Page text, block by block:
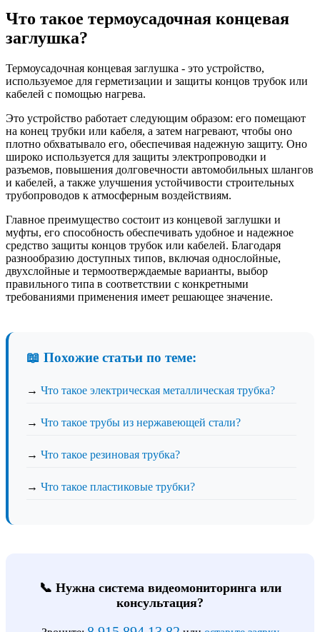
Что такое термоусадочная концевая
заглушка?
Термоусадочная концевая заглушка - это устройство,
используемое для герметизации и защиты концов трубок или
кабелей с помощью нагрева.
Это устройство работает следующим образом: его помещают
на конец трубки или кабеля, а затем нагревают, чтобы оно
плотно обхватывало его, обеспечивая надежную защиту. Оно
широко используется для защиты электропроводки и
разъемов, повышения долговечности автомобильных шлангов
и кабелей, а также улучшения устойчивости строительных
трубопроводов к атмосферным воздействиям.
Главное преимущество состоит из концевой заглушки и
муфты, его способность обеспечивать удобное и надежное
средство защиты концов трубок или кабелей. Благодаря
разнообразию доступных типов, включая однослойные,
двухслойные и термоотверждаемые варианты, выбор
правильного типа в соответствии с конкретными
требованиями применения имеет решающее значение.
📖 Похожие статьи по теме:
→ Что такое электрическая металлическая трубка?
→ Что такое трубы из нержавеющей стали?
→ Что такое резиновая трубка?
→ Что такое пластиковые трубки?
📞 Нужна система видеомониторинга или
консультация?